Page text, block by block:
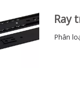
Ray
Phân